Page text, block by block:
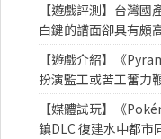
【遊戲評測】台灣
白鍵的譜面卻具有頗
【遊戲介紹】《
扮演監工或苦工奮力
【媒體試玩】《
鎮DLC 復建水中都市